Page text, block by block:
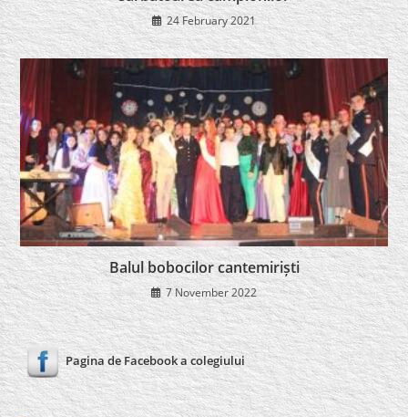
24 February 2021
Balul bobocilor cantemiriști
7 November 2022
Pagina de Facebook a colegiului